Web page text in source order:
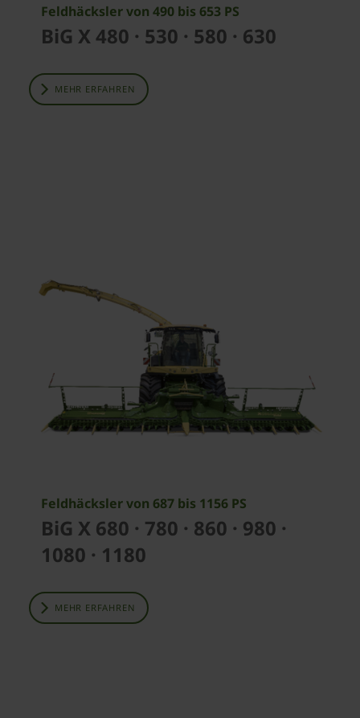
Feldhäcksler von 490 bis 653 PS
BiG X 480 · 530 · 580 · 630
MEHR ERFAHREN
Feldhäcksler von 687 bis 1156 PS
BiG X 680 · 780 · 860 · 980 ·
1080 · 1180
MEHR ERFAHREN